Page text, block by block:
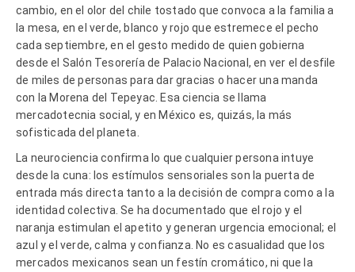
cambio, en el olor del chile tostado que convoca a la familia a
la mesa, en el verde, blanco y rojo que estremece el pecho
cada septiembre, en el gesto medido de quien gobierna
desde el Salón Tesorería de Palacio Nacional, en ver el desfile
de miles de personas para dar gracias o hacer una manda
con la Morena del Tepeyac. Esa ciencia se llama
mercadotecnia social, y en México es, quizás, la más
sofisticada del planeta.
La neurociencia confirma lo que cualquier persona intuye
desde la cuna: los estímulos sensoriales son la puerta de
entrada más directa tanto a la decisión de compra como a la
identidad colectiva. Se ha documentado que el rojo y el
naranja estimulan el apetito y generan urgencia emocional; el
azul y el verde, calma y confianza. No es casualidad que los
mercados mexicanos sean un festín cromático, ni que la